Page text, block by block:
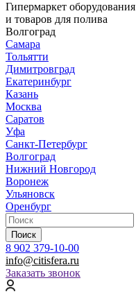
Гипермаркет оборудования
и товаров для полива
Волгоград
Самара
Тольятти
Димитровград
Екатеринбург
Казань
Москва
Саратов
Уфа
Санкт-Петербург
Волгоград
Нижний Новгород
Воронеж
Ульяновск
Оренбург
Поиск
8 902 379-10-00
info@citisfera.ru
Заказать звонок